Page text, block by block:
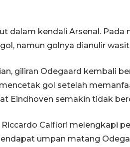
dalam kendali Arsenal. Pada
namun golnya dianulir
giliran Odegaard kembali
gol setelah
Eindhoven semakin tidak
Riccardo Calfiori melengkapi
umpan matang